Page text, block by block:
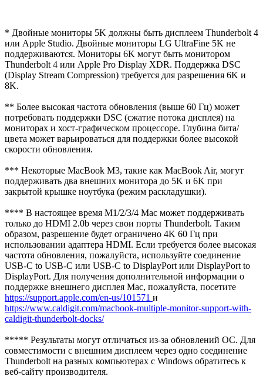
* Двойные мониторы 5K должны быть дисплеем Thunderbolt 4
или Apple Studio. Двойные мониторы LG UltraFine 5K не
поддерживаются. Мониторы 6K могут быть монитором
Thunderbolt 4 или Apple Pro Display XDR. Поддержка DSC
(Display Stream Compression) требуется для разрешения 6K и
8K.
** Более высокая частота обновления (выше 60 Гц) может
потребовать поддержки DSC (сжатие потока дисплея) на
мониторах и хост-графическом процессоре. Глубина бита/
цвета может варьироваться для поддержки более высокой
скорости обновления.
*** Некоторые MacBook M3, такие как MacBook Air, могут
поддерживать два внешних монитора до 5K и 6K при
закрытой крышке ноутбука (режим раскладушки).
**** В настоящее время M1/2/3/4 Mac может поддерживать
только до HDMI 2.0b через свои порты Thunderbolt. Таким
образом, разрешение будет ограничено 4K 60 Гц при
использовании адаптера HDMI. Если требуется более высокая
частота обновления, пожалуйста, используйте соединение
USB-C to USB-C или USB-C to DisplayPort или DisplayPort to
DisplayPort. Для получения дополнительной информации о
поддержке внешнего дисплея Mac, пожалуйста, посетите
https://support.apple.com/en-us/101571 и
https://www.caldigit.com/macbook-multiple-monitor-support-with-
caldigit-thunderbolt-docks/
***** Результаты могут отличаться из-за обновлений ОС. Для
совместимости с внешним дисплеем через одно соединение
Thunderbolt на разных компьютерах с Windows обратитесь к
веб-сайту производителя.